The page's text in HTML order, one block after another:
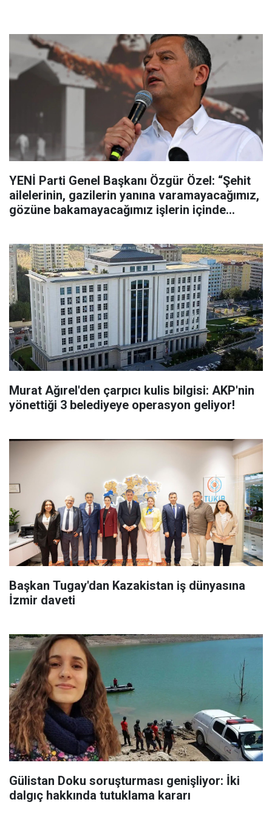
YENİ Parti Genel Başkanı Özgür Özel: “Şehit
ailelerinin, gazilerin yanına varamayacağımız,
gözüne bakamayacağımız işlerin içinde
Murat Ağırel'den çarpıcı kulis bilgisi: AKP'nin
yönettiği 3 belediyeye operasyon geliyor!
Başkan Tugay'dan Kazakistan iş dünyasına
İzmir daveti
Gülistan Doku soruşturması genişliyor: İki
dalgıç hakkında tutuklama kararı